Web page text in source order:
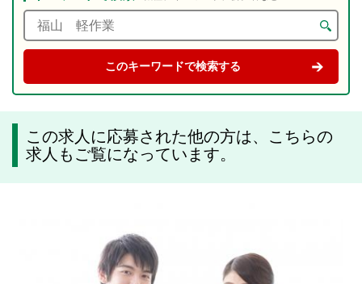
この求人に応募された他の方は、こちらの
求人もご覧になっています。